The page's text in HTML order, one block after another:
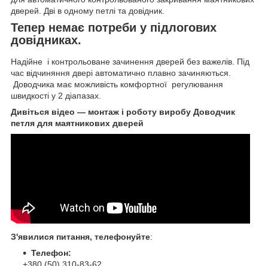
дверей. Дві в одному петлі та довідник.
Тепер немає потреби у підлогових
довідниках.
Надійне і контрольоване зачинення дверей без важелів. Під
час відчиняння двері автоматично плавно зачиняються.
Доводчика має можливість комфортної регулювання
швидкості у 2 діапазах.
Дивіться відео — монтаж і роботу виробу Доводчик
петля для маятникових дверей
З'явилися питання, телефонуйте:
Телефон: